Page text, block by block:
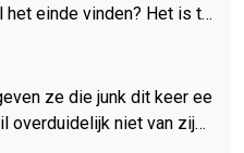
begint. Maar nee: op kort
na het EK jeugd, terwijl
is, de World Series o
topspelers van de VS e
in de CDC. Je bent t
het einde vinden? Het is to
diezelfde koppen het we
Eurotour of weet ik veel w
Er was een tijd dat je
ze die junk dit keer ee
overduidelijk niet van zijn